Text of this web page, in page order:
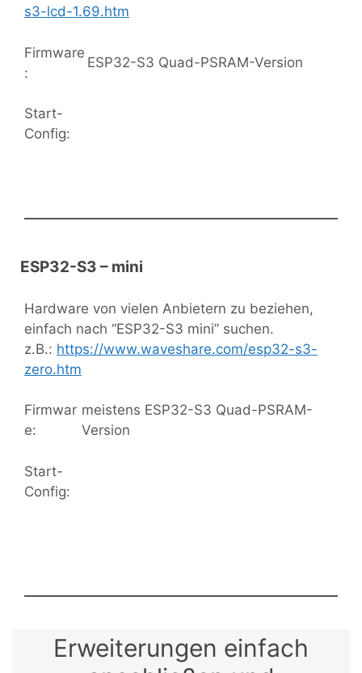
s3-lcd-1.69.htm
Firmware
:
ESP32-S3 Quad-PSRAM-Version
Start-
Config:
ESP32-S3 – mini
Hardware von vielen Anbietern zu beziehen,
einfach nach “ESP32-S3 mini” suchen.
z.B.: https://www.waveshare.com/esp32-s3-
zero.htm
Firmwar
e:
meistens ESP32-S3 Quad-PSRAM-
Version
Start-
Config:
Erweiterungen einfach